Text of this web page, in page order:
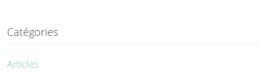
Catégories
Articles